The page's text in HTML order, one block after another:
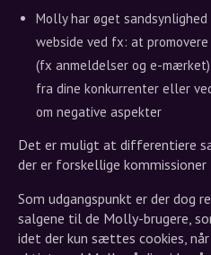
Molly har øget
webside ved fx: at
(fx anmeldelser og e-
fra dine konkurrenter eller
om negative aspekter
Det er muligt at differentiere
der er forskellige
Som udgangspunkt er der dog
salgene til de Molly-brugere,
idet der kun sættes cookies,